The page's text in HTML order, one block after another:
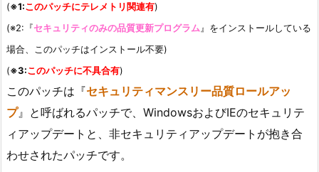
(※1:このパッチにテレメトリ関連有)
(※2:『セキュリティのみの品質更新プログラム 』をインストールしている
場合、このパッチはインストール不要)
(※3:このパッチに不具合有)
このパッチは『セキュリティマンスリー品質ロールアッ
プ』と呼ばれるパッチで、WindowsおよびIEのセキュリテ
ィアップデートと、非セキュリティアップデートが抱き合
わせされたパッチです。